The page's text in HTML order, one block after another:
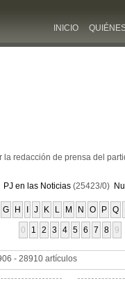
INICIO
la redacción de prensa del
PJ en las Noticias (25423/0)
G H J K L M N O P Q
0 1 2 3 4 5 6 7 8 9
- 28910 artículos